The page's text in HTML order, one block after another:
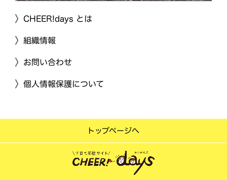
CHEER!days とは
組織情報
お問い合わせ
個人情報保護について
トップページへ